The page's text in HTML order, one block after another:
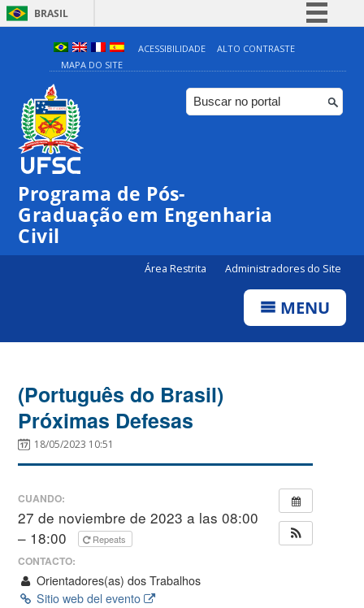
BRASIL
Simplifique!
Comunica BR
Participe
ACESSIBILIDADE
ALTO CONTRASTE
MAPA DO SITE
Programa de Pós-
Graduação em Engenharia
Civil
Área Restrita Administradores do Site
MENU
(Português do Brasil)
Próximas Defesas
18/05/2023 10:51
CUANDO:
27 de noviembre de 2023 a las 08:00
– 18:00
Repeats
CONTACTO:
Orientadores(as) dos Trabalhos
Sitio web del evento